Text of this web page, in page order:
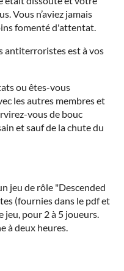
Vous n’aviez jamais
fomenté d'attentat.
antiterroristes est à vos
ou êtes-vous
les autres membres et
vous de bouc
et sauf de la chute du
jeu de rôle "Descended
(fournies dans le pdf et
jeu, pour 2à 5 joueurs.
à deux heures.